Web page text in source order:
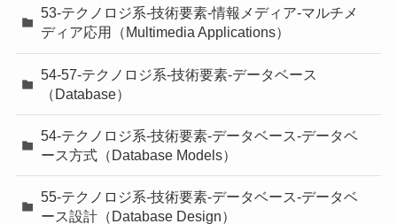
53-テクノロジ系-技術要素-情報メディア-マルチメ
ディア応用（Multimedia Applications）
54-57-テクノロジ系-技術要素-データベース
（Database）
54-テクノロジ系-技術要素-データベース-データベ
ース方式（Database Models）
55-テクノロジ系-技術要素-データベース-データベ
ース設計（Database Design）